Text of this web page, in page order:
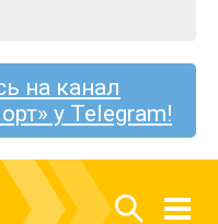
на канал
у Telegram!